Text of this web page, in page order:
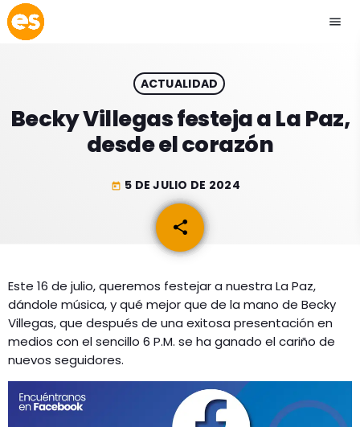
menu
EMISIÓN LA PAZ
EMISIÓN COCHABAMBA
ACTUALIDAD
ESPECTÁCULOS
GEEKERS
MÚSICA
LOS + TOP
PROGRAMACIÓN
INICIO
RADIO SPLENDID
ACTUALIDAD
Becky Villegas festeja a La Paz,
desde el corazón
today 5 DE JULIO DE 2024
share
email
Este 16 de julio, queremos festejar a nuestra La Paz,
dándole música, y qué mejor que de la mano de Becky
Villegas, que después de una exitosa presentación en
medios con el sencillo 6 P.M. se ha ganado el cariño de
nuevos seguidores.